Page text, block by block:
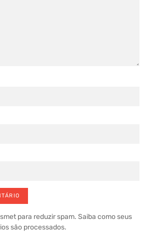
para reduzir spam. Saiba como seus
são processados.